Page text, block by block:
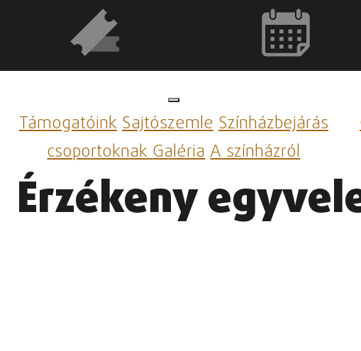
TámogatóinkSajtószemleSzínházbejárás
csoportoknakGalériaA színházról
Érzékeny